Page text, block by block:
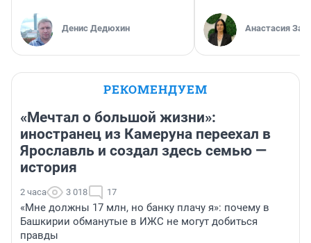
Денис Дедюхин Анастасия
РЕКОМЕНДУЕМ
«Мечтал о большой жизни»:
иностранец из Камеруна переехал в
Ярославль и создал здесь семью —
история
2 часа 3 018 17
«Мне должны 17 млн, но банку плачу я»: почему в
Башкирии обманутые в ИЖС не могут добиться
правды